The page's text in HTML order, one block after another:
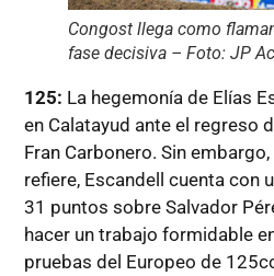
Congost llega como
fase decisiva – Foto: JP
125: La hegemonía de Elías
en Calatayud ante el regreso
Fran Carbonero. Sin
refiere, Escandell cuenta con
31 puntos sobre Salvador
hacer un trabajo formidable
pruebas del Europeo de